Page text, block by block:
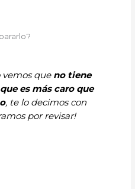
vemos que no tiene
es más caro que
, te lo decimos con
por revisar!